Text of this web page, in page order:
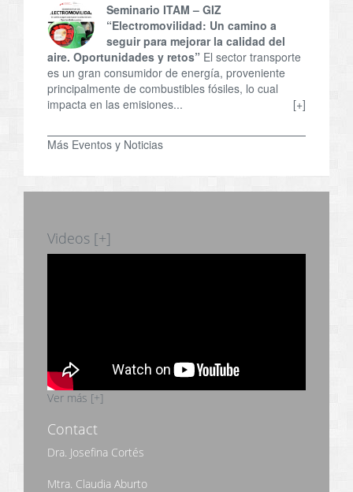
Seminario ITAM – GIZ
“Electromovilidad: Un camino a
seguir para mejorar la calidad del
aire. Oportunidades y retos” El sector transporte
es un gran consumidor de energía, proveniente
principalmente de combustibles fósiles, lo cual
impacta en las emisiones...
[+]
Más Eventos y Noticias
Videos [+]
Ver más [+]
Contact
Dra. Josefina Cortés
Mtra. Claudia Aburto